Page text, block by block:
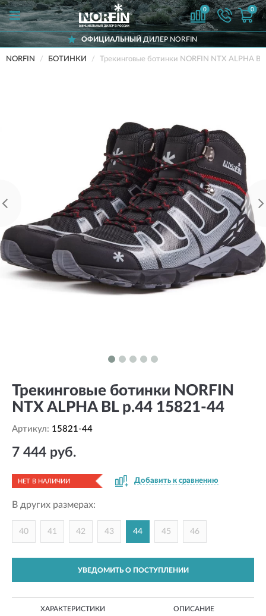
0 0
ОФИЦИАЛЬНЫЙ ДИЛЕР NORFIN
NORFIN БОТИНКИ Трекинговые ботинки NORFIN NTX ALPHA
Трекинговые ботинки NORFIN
NTX ALPHA BL р.44 15821-44
Артикул: 15821-44
7 444 руб.
НЕТ В НАЛИЧИИ Добавить к сравнению
В других размерах:
40 41 42 43 44 45 46
УВЕДОМИТЬ О ПОСТУПЛЕНИИ
ХАРАКТЕРИСТИКИ ОПИСАНИЕ